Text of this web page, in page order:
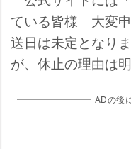
ている皆様 大変
送日は未定となり
が、休止の理由は
ADの後